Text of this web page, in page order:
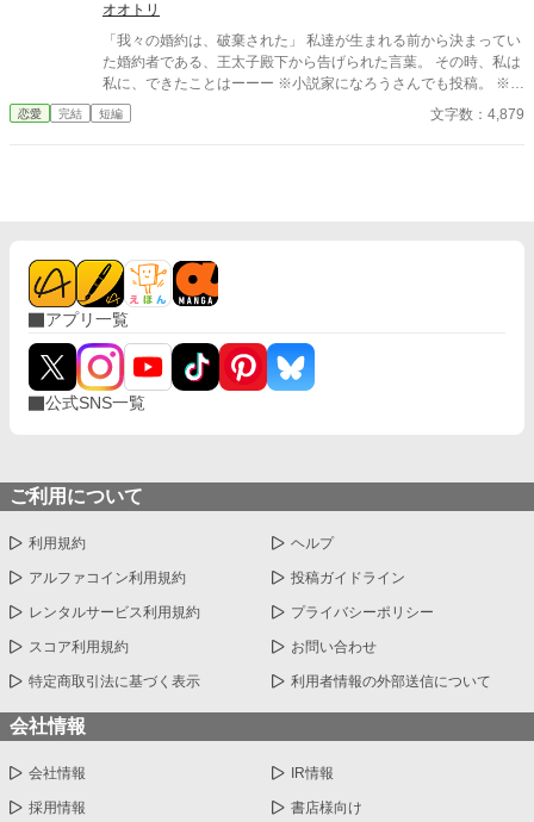
オオトリ
「我々の婚約は、破棄された」 私達が生まれる前から決まってい
た婚約者である、王太子殿下から告げられた言葉。 その時、私は
私に、できたことはーーー ※小説家になろうさんでも投稿。 ※一
時間ごとに公開し、全３話で完結です。 タイトル及び、タグにご
注意！不安のある方はお気をつけてください。
恋愛 完結 短編 文字数：4,879
アプリ一覧
公式SNS一覧
ご利用について
利用規約 ヘルプ
アルファコイン利用規約 投稿ガイドライン
レンタルサービス利用規約 プライバシーポリシー
スコア利用規約 お問い合わせ
特定商取引法に基づく表示 利用者情報の外部送信について
会社情報
会社情報 IR情報
採用情報 書店様向け